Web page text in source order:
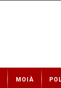
MOIÀ